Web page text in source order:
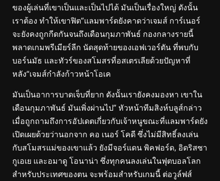
ของผู้เล่นที่เขาเป็นและเป็นไปได้ มันเป็นเรื่องใหญ่ ดังนั้น
เราต้อง ทำให้เขาฟิต”แลมพาร์ดยังคาดว่าเจมส์ การ์เนอร์
จะยังคงถูกกีดกันจนถึงเดือนกุมภาพันธ์ กองกลางรายนี้
พลาดเกมพรีเมียร์ลีก นัดสุดท้ายของเอฟเวอร์ตัน ที่พบกับ
บอร์นมัธ และทัวร์ของสโมสรที่อสเตรเลียด้วยปัญหาที่
หลัง“เจมส์กำลังก้าวหน้าโอเค
มันเป็นอาการบาดเจ็บที่ยาก ดังนั้นเรายังคงมองหา เขาใน
เดือนกุมภาพันธ์ มันเพิ่งผ่านไป” หัวหน้าทีมสิงห์บลูส์กล่าว
เมื่อถูกถามถึงการอัปเดตเกี่ยวกับเจ้าหนูขณะที่แลมพาร์ดยัง
เปิดเผยด้วยว่านอกจาก คอ เนอร์ โคดี ซึ่งไม่มีสิทธิ์ลงเล่น
กับสโมสรแม่ของเขาแล้ว ยังมีจอร์แดน พิคฟอร์ด, อิดริสซา
กูเอเย และอมาดู โอนาน่า ซึ่งทุกคนลงเล่นในฟุตบอลโลก
สำหรับประเทศของตน จะพร้อมสำหรับเกมนี้ ต่อวูล์ฟส์